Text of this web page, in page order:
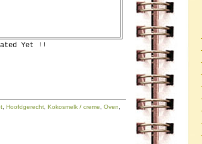
Yet !!
Hoofdgerecht Kokosmelk / creme Oven